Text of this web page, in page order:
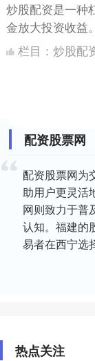
炒股配资是一种
金放大投资收益
保资金安全和投
的资....
栏目： 炒股配
配资股票网
配资股票网为
助用户更灵活
网则致力于普
认知。福建的
易者在西宁选
热点关注